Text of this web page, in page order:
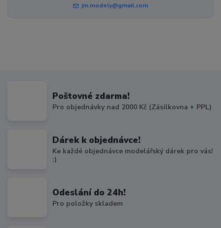
jm.modely@gmail.com
Poštovné zdarma!
Pro objednávky nad 2000 Kč (Zásilkovna + PPL)
Dárek k objednávce!
Ke každé objednávce modelářský dárek pro vás!
:)
Odeslání do 24h!
Pro položky skladem